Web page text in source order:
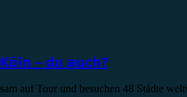
– du auch?
auf Tour und besuchen 48 Städte